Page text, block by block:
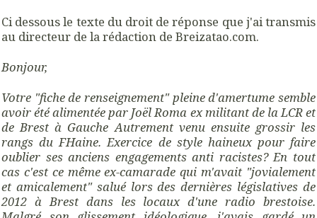
Ci dessous le texte du droit de réponse que j'ai transmis
au directeur de la rédaction de Breizatao.com.
Bonjour,
Votre "fiche de renseignement" pleine d'amertume semble
avoir été alimentée par Joël Roma ex militant de la LCR et
de Brest à Gauche Autrement venu ensuite grossir les
rangs du FHaine. Exercice de style haineux pour faire
oublier ses anciens engagements anti racistes? En tout
cas c'est ce même ex-camarade qui m'avait "jovialement
et amicalement" salué lors des dernières législatives de
2012 à Brest dans les locaux d'une radio brestoise.